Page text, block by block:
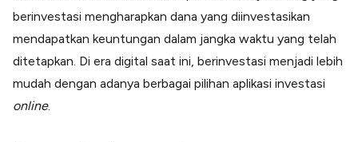
Health & Beauty
Terima Pembayaran Instan Dan CC
berinvestasi mengharapkan dana yang diinvestasikan
mendapatkan keuntungan dalam jangka waktu yang telah
ditetapkan. Di era digital saat ini, berinvestasi menjadi lebih
mudah dengan adanya berbagai pilihan aplikasi investasi
online.